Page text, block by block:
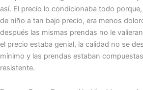
así. El precio lo condicionaba todo
de niño a tan bajo precio, era menos
después las mismas prendas no le
el precio estaba genial, la calidad no se
mínimo y las prendas estaban
resistente.